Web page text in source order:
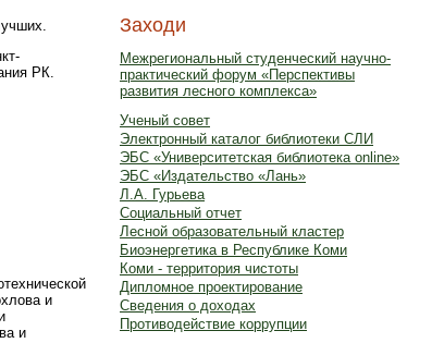
РК.
и
и
Заходи
Межрегиональный студенческий научно-
практический форум «Перспективы
развития лесного комплекса»
Ученый совет
Электронный каталог библиотеки СЛИ
ЭБС «Университетская библиотека online»
ЭБС «Издательство «Лань»
Л.А. Гурьева
Социальный отчет
Лесной образовательный кластер
Биоэнергетика в Республике Коми
Коми - территория чистоты
Дипломное проектирование
Сведения о доходах
Противодействие коррупции